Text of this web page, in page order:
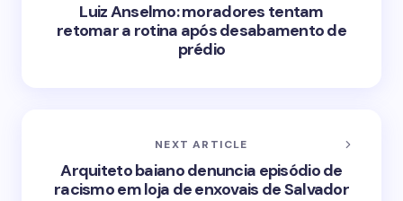
Luiz Anselmo: moradores tentam
retomar a rotina após desabamento de
prédio
NEXT ARTICLE
Arquiteto baiano denuncia episódio de
racismo em loja de enxovais de Salvador